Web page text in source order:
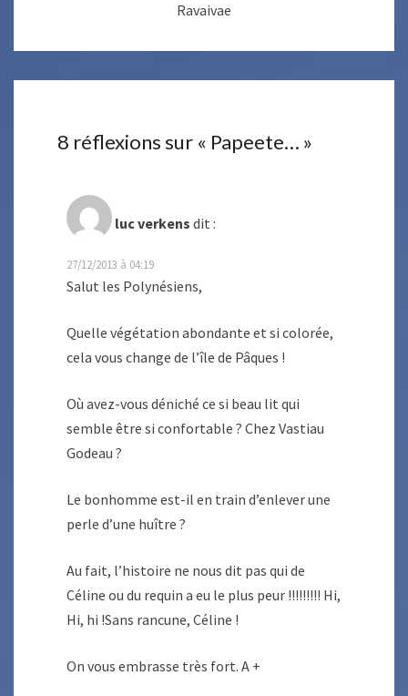
Ravaivae
8 réflexions sur « Papeete… »
luc verkens dit :
27/12/2013 à 04:19
Salut les Polynésiens,
Quelle végétation abondante et si colorée,
cela vous change de l’île de Pâques !
Où avez-vous déniché ce si beau lit qui
semble être si confortable ? Chez Vastiau
Godeau ?
Le bonhomme est-il en train d’enlever une
perle d’une huître ?
Au fait, l’histoire ne nous dit pas qui de
Céline ou du requin a eu le plus peur !!!!!!!!! Hi,
Hi, hi !Sans rancune, Céline !
On vous embrasse très fort. A +